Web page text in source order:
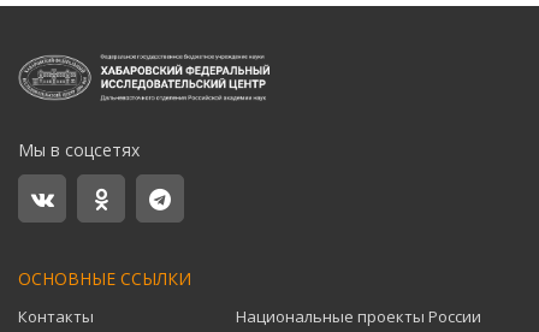
Мы в соцсетях
ОСНОВНЫЕ ССЫЛКИ
Контакты
Национальные проекты России